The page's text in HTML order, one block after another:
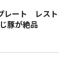
レート レスト
豚が絶品